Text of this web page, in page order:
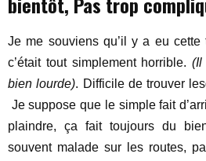
Je me souviens qu’il y a eu
c’était tout simplement horrible. (Il
bien lourde). Difficile de trouver
Je suppose que le simple fait
plaindre, ça fait toujours du
souvent malade sur les routes,